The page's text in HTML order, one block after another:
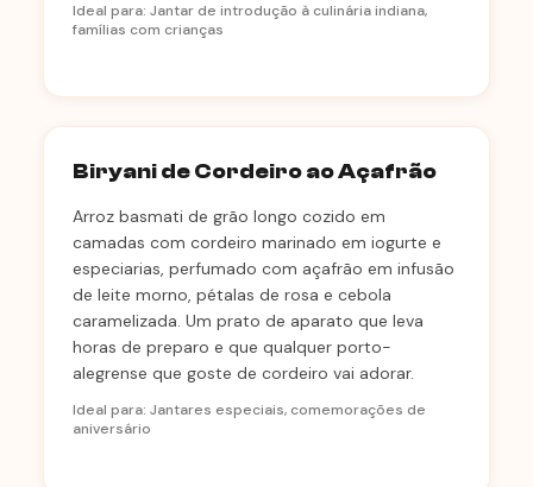
Ideal para: Jantar de introdução à culinária indiana,
famílias com crianças
Biryani de Cordeiro ao Açafrão
Arroz basmati de grão longo cozido em
camadas com cordeiro marinado em iogurte e
especiarias, perfumado com açafrão em infusão
de leite morno, pétalas de rosa e cebola
caramelizada. Um prato de aparato que leva
horas de preparo e que qualquer porto-
alegrense que goste de cordeiro vai adorar.
Ideal para: Jantares especiais, comemorações de
aniversário